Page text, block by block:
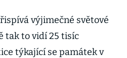
výjimečné světové
tak to vidí 25 tisíc
týkající se památek v